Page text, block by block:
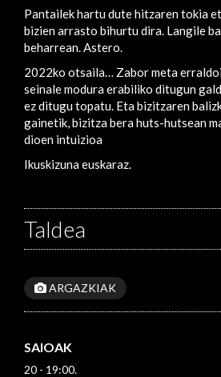
Pantailek hartu dute hitzaren tokia
bizien arrasto bihurtu dira. Langile
beharrean. Astero.
2022ko otsaila… Zabor meta
seinale modura erabiliko ditugun
ez ditugu topatu. Eta bizitzaren
gainetik, bizitza bera huts-hutsean
dioen intuizioa
Ikuskizuna euskaraz.
Taldea
ARGAZKIAK
SAIOAK
20 - 19:00.